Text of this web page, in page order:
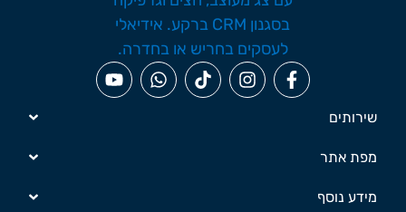
שירותים
מפת אתר
מידע נוסף